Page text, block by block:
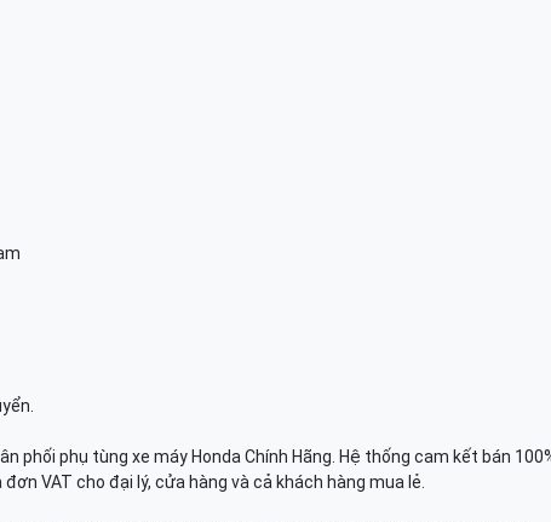
phối phụ tùng xe máy Honda Chính Hãng. Hệ thống cam kết bán
VAT cho đại lý, cửa hàng và cả khách hàng mua lẻ.